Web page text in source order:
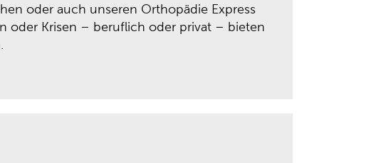
oder auch unseren Orthopädie Express
oder Krisen – beruflich oder privat – bieten